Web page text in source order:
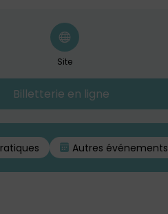
Site
Billetterie en ligne
Autres événements